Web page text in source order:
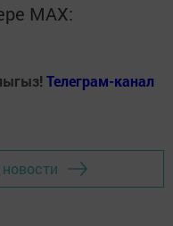
MАХ:
Телеграм-канал